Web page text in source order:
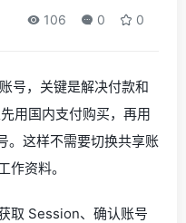
106 0 0
号，关键是解决付款和
用国内支付购买，再用
。这样不需要切换共享账
作资料。
取 Session、确认账号